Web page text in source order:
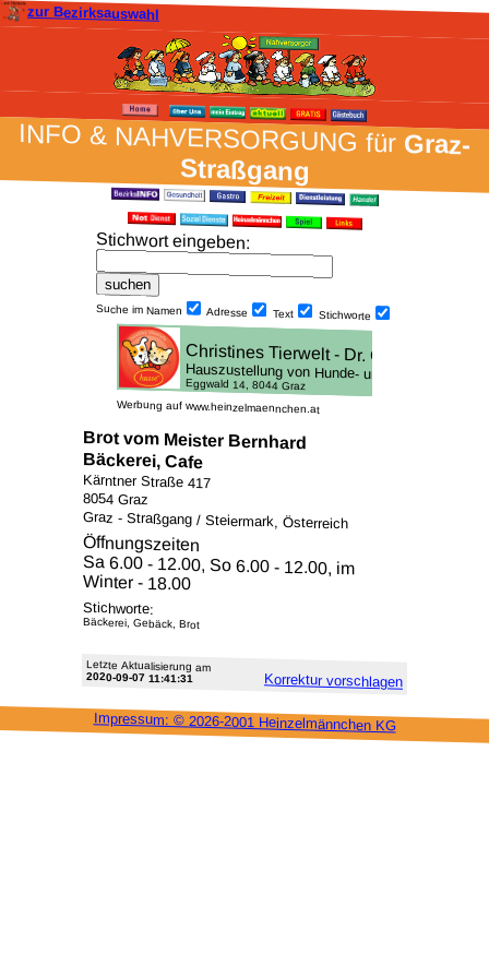
zur Bezirksauswahl
INFO & NAH­VER­SORG­UNG fürGraz-
Straßgang
Stich­wort ein­geben:
Suche im Namen Adresse Text Stich­worte
Werbung auf www.heinzelmaennchen.at
Brot vom Meister Bernhard
Bäckerei, Cafe
Kärntner Straße 417
8054 Graz
Graz - Straßgang / Steiermark, Österreich
Öffnungszeiten
Sa 6.00 - 12.00, So 6.00 - 12.00, im
Winter - 18.00
Stichworte:
Bäckerei, Gebäck, Brot
Letzte Aktu­alisie­rung am
2020-09-07 11:41:31 Korrektur vor­schlagen
Impressum: © 2026-2001 Heinzel­männchen KG